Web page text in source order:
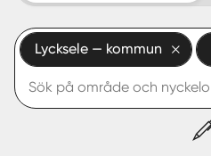
Start
Logga in
Lycksele — kommun